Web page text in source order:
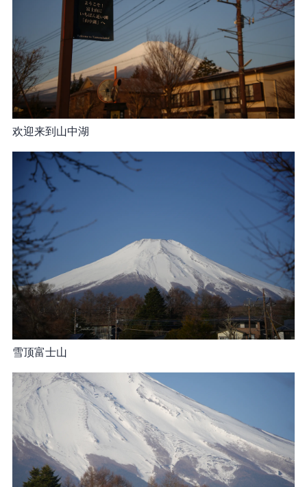
欢迎来到山中湖
雪顶富士山